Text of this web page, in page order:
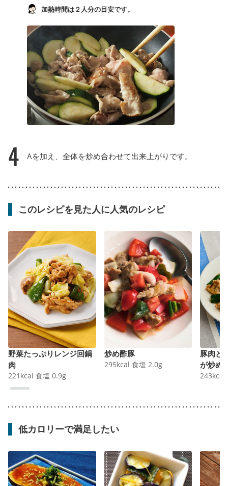
加熱時間は２人分の目安です。
4 Aを加え、全体を炒め合わせて出来上がりです。
このレシピを見た人に人気のレシピ
野菜たっぷりレンジ回鍋
肉
221 kcal 食塩 0.9g
炒め酢豚
295kcal 食塩 2.0g
豚肉と
が炒め
243kcal
低カロリーで満足したい